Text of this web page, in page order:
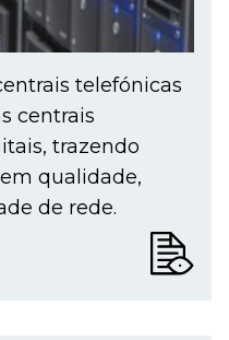
telefónicas
centrais
trazendo
qualidade,
de rede.